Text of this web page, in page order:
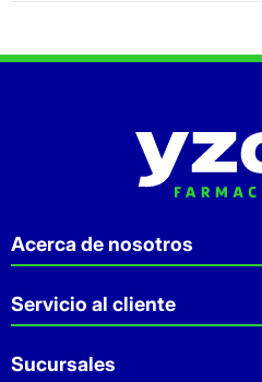
Acerca de nosotros
Quiénes somos
Sostenibilidad
Aviso de privacidad
Servicio al cliente
Preguntas Frecuentes
Sucursales